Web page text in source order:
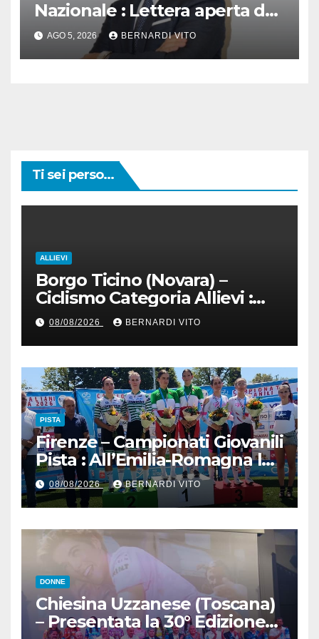
Nazionale : Lettera aperta del
Presidente Cordiano Dagnoni
AGO 5, 2026 BERNARDI VITO
Ti sei perso...
ALLIEVI
Borgo Ticino (Novara) –
Ciclismo Categoria Allievi :
Domenica 9 Agosto il Gran
Premio 12 Martiri
08/08/2026 BERNARDI VITO
PISTA
Firenze – Campionati Giovanili
Pista : All’Emilia-Romagna la
Maglia Tricolore Madison
“Donne Allieve”
08/08/2026 BERNARDI VITO
DONNE
Chiesina Uzzanese (Toscana)
– Presentata la 30° Edizione